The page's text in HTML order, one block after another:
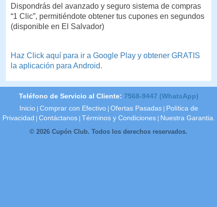
Dispondrás del avanzado y seguro sistema de compras
“1 Clic”, permitiéndote obtener tus cupones en segundos
(disponible en El Salvador)
Haz Click aquí para ir a Google Play y obtener GRATIS
la aplicación para Android.
Teléfono de Servicio al Cliente: 7568-9447 (WhatsApp)
Inicio Comprar con Efectivo Ofertas Pasadas
Política de
Privacidad
Contáctanos Términos y Condiciones
Nuestra Garantia.
© 2026 Cupón Club. Todos los derechos reservados.